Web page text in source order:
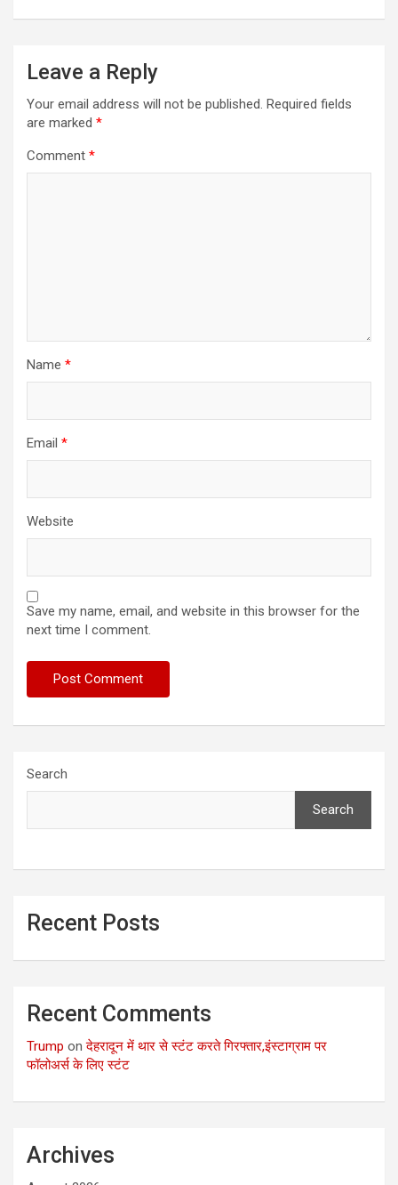
Leave a Reply
Your email address will not be published. Required fields
are marked *
Comment *
Name *
Email *
Website
Save my name, email, and website in this browser for the
next time I comment.
Search
Search
Recent Posts
Recent Comments
Trump onदेहरादून में थार से स्टंट करते गिरफ्तार,इंस्टाग्राम पर
फॉलोअर्स के लिए स्टंट
Archives